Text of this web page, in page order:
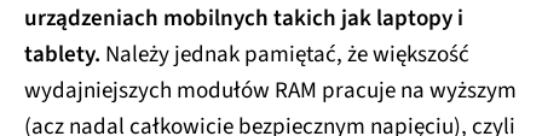
urządzeniach mobilnych takich jak laptopy i
tablety. Należy jednak pamiętać, że większość
wydajniejszych modułów RAM pracuje na wyższym
(acz nadal całkowicie bezpiecznym napięciu), czyli